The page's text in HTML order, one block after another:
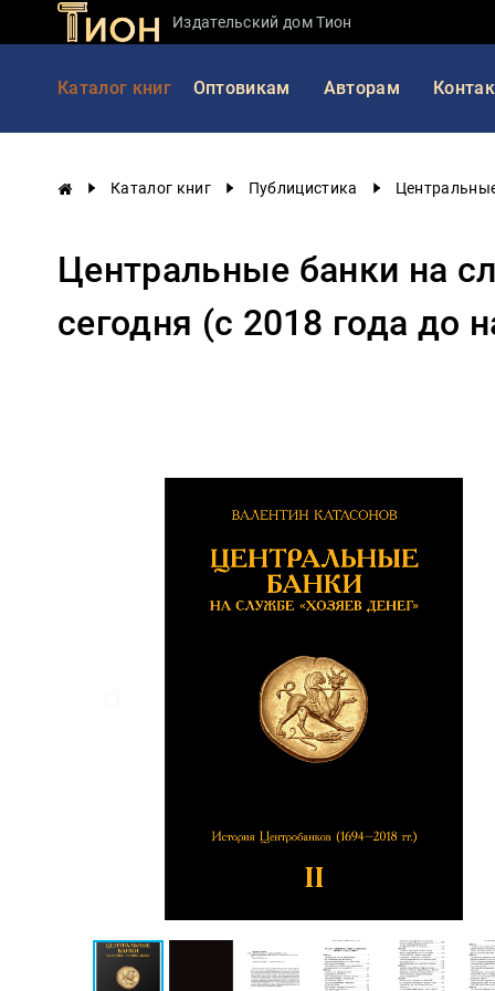
Издательский дом Тион
Каталог книг Оптовикам Авторам
Каталог книг Публицистика
Центральные банки на
сегодня (с 2018 года до
Занимательная
наука
История
Экономика
и
Туризм